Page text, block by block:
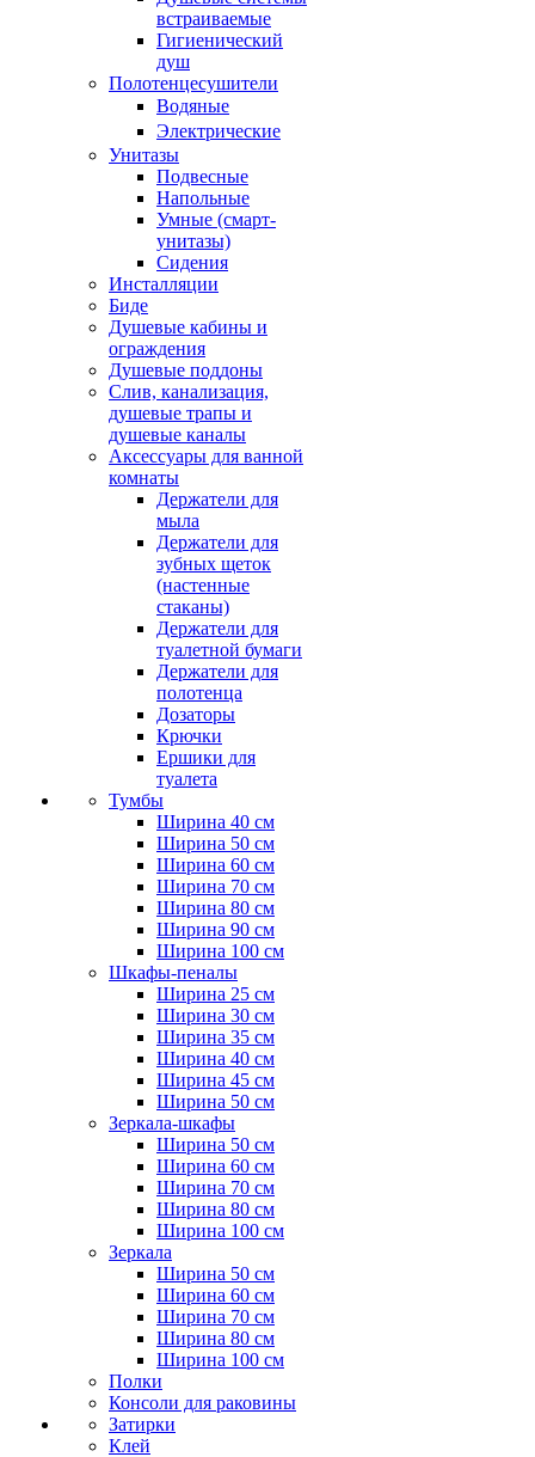
встраиваемые
Гигиенический
душ
Полотенцесушители
ㅤВодяные
ㅤЭлектрические
Унитазы
Подвесные
Напольные
Умные (смарт-
унитазы)
Сидения
Инсталляции
Биде
Душевые кабины и
ограждения
Душевые поддоны
Слив, канализация,
душевые трапы и
душевые каналы
Аксессуары для ванной
комнаты
Держатели для
мыла
Держатели для
зубных щеток
(настенные
стаканы)
Держатели для
туалетной бумаги
Держатели для
полотенца
Дозаторы
Крючки
Ершики для
туалета
Тумбы
Ширина 40 см
Ширина 50 см
Ширина 60 см
Ширина 70 см
Ширина 80 см
Ширина 90 см
Ширина 100 см
Шкафы-пеналы
Ширина 25 см
Ширина 30 см
Ширина 35 см
Ширина 40 см
Ширина 45 см
Ширина 50 см
Зеркала-шкафы
Ширина 50 см
Ширина 60 см
Ширина 70 см
Ширина 80 см
Ширина 100 см
Зеркала
Ширина 50 см
Ширина 60 см
Ширина 70 см
Ширина 80 см
Ширина 100 см
Полки
Консоли для раковины
Затирки
Клей